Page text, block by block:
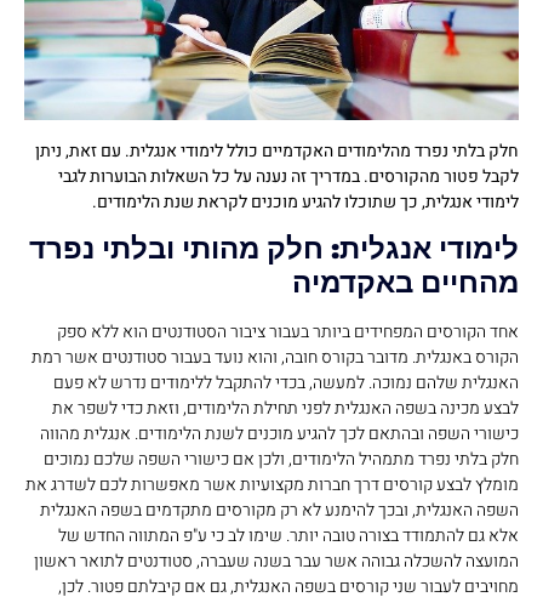
חלק בלתי נפרד מהלימודים האקדמיים כולל לימודי אנגלית. עם זאת, ניתן
לקבל פטור מהקורסים. במדריך זה נענה על כל השאלות הבוערות לגבי
לימודי אנגלית, כך שתוכלו להגיע מוכנים לקראת שנת הלימודים.
לימודי אנגלית: חלק מהותי ובלתי נפרד
מהחיים באקדמיה
אחד הקורסים המפחידים ביותר בעבור ציבור הסטודנטים הוא ללא ספק
הקורס באנגלית. מדובר בקורס חובה, והוא נועד בעבור סטודנטים אשר רמת
האנגלית שלהם נמוכה. למעשה, בכדי להתקבל ללימודים נדרש לא פעם
לבצע מכינה בשפה האנגלית לפני תחילת הלימודים, וזאת כדי לשפר את
כישורי השפה ובהתאם לכך להגיע מוכנים לשנת הלימודים. אנגלית מהווה
חלק בלתי נפרד מתמהיל הלימודים, ולכן אם כישורי השפה שלכם נמוכים
מומלץ לבצע קורסים דרך חברות מקצועיות אשר מאפשרות לכם לשדרג את
השפה האנגלית, ובכך להימנע לא רק מקורסים מתקדמים בשפה האנגלית
אלא גם להתמודד בצורה טובה יותר. שימו לב כי ע"פ המתווה החדש של
המועצה להשכלה גבוהה אשר עבר בשנה שעברה, סטודנטים לתואר ראשון
מחויבים לעבור שני קורסים בשפה האנגלית, גם אם קיבלתם פטור. לכן,